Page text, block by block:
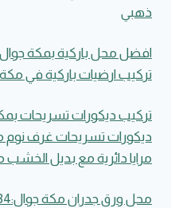
ذهبي
تركيب ارضيات باركية في
ديكورات تسريحات غرف
مرايا دائرية مع بديل